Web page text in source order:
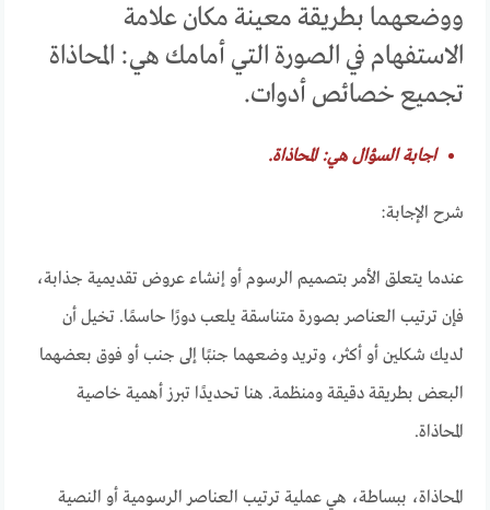
ووضعهما بطريقة معينة مكان علامة
الاستفهام في الصورة التي أمامك هي: المحاذاة
تجميع خصائص أدوات.
اجابة السؤال هي: المحاذاة.
شرح الإجابة:
عندما يتعلق الأمر بتصميم الرسوم أو إنشاء عروض تقديمية جذابة،
فإن ترتيب العناصر بصورة متناسقة يلعب دورًا حاسمًا. تخيل أن
لديك شكلين أو أكثر، وتريد وضعهما جنبًا إلى جنب أو فوق بعضهما
البعض بطريقة دقيقة ومنظمة. هنا تحديدًا تبرز أهمية خاصية
المحاذاة.
المحاذاة، ببساطة، هي عملية ترتيب العناصر الرسومية أو النصية